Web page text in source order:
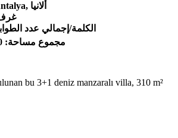
ديك رومي, Antalya, ألانيا
4
الكلمة/إجمالي عدد
مجموع مساحة: 310 م
bu 3+1 deniz manzaralı villa, 310 m²